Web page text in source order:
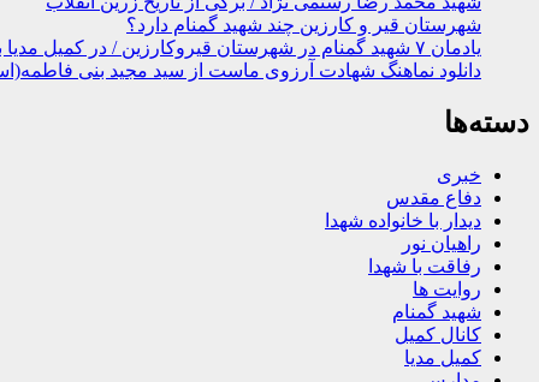
شهرستان قیر و کارزین چند شهید گمنام دارد؟
یادمان ۷ شهید گمنام در شهرستان قیروکارزین / در کمیل مدیا ببینید
دانلود نماهنگ شهادت آرزوی ماست از سید مجید بنی
دسته‌ها
خبری
دفاع مقدس
دیدار با خانواده شهدا
راهیان نور
رفاقت با شهدا
روایت ها
شهید گمنام
کانال کمیل
کمیل مدیا